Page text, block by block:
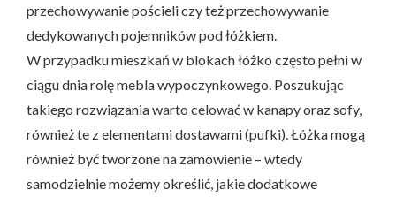
przechowywanie pościeli czy też przechowywanie
dedykowanych pojemników pod łóżkiem.
W przypadku mieszkań w blokach łóżko często pełni w
ciągu dnia rolę mebla wypoczynkowego. Poszukując
takiego rozwiązania warto celować w kanapy oraz sofy,
również te z elementami dostawami (pufki). Łóżka mogą
również być tworzone na zamówienie – wtedy
samodzielnie możemy określić, jakie dodatkowe